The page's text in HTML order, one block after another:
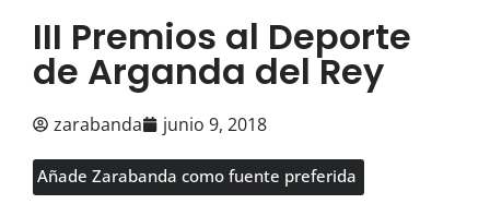
III Premios al Deporte
de Arganda del Rey
zarabanda junio 9, 2018
Añade Zarabanda como fuente preferida